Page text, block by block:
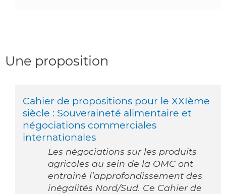
Une proposition
Cahier de propositions pour le XXIème
siècle : Souveraineté alimentaire et
négociations commerciales
internationales
Les négociations sur les produits
agricoles au sein de la OMC ont
entraîné l’approfondissement des
inégalités Nord/Sud. Ce Cahier de